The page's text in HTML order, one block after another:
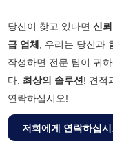
당신이 찾고 있다면신
급 업체 , 우리는 당신과
작성하면 전문 팀이 귀
다. 최상의 솔루션! 견적
연락하십시오!
저희에게 연락하십시